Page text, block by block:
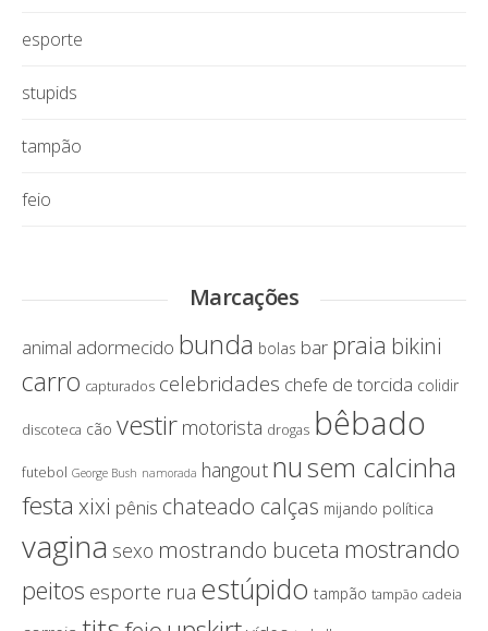
esporte
stupids
tampão
feio
Marcações
animal adormecido bunda bolas bar praia bikini
carro capturados celebridades chefe de torcida colidir
discoteca cão vestir motorista drogas bêbado
futebol George Bush namorada hangout nusem calcinha
festa xixi pênis chateado calças mijando política
vagina sexo mostrando buceta mostrando
peitos esporte rua estúpido tampão tampão cadeia